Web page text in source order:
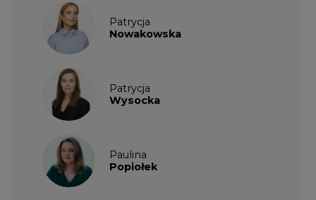
Patrycja
Nowakowska
Patrycja
Wysocka
Paulina
Popiołek